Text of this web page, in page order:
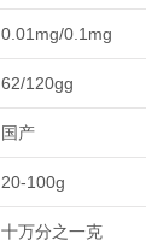
0.01mg/0.1mg
62/120gg
国产
20-100g
十万分之一克